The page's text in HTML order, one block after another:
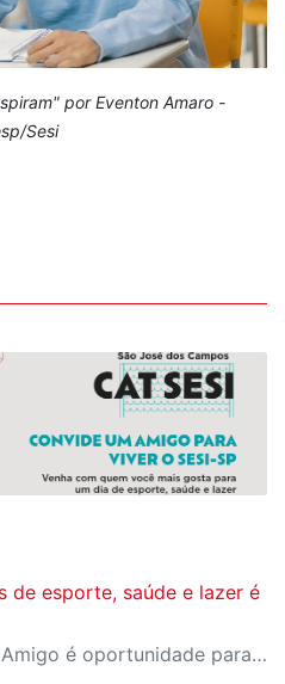
por Eventon Amaro -
Sesi
de esporte, saúde e lazer é
A campanha Convide um Amigo é oportunidade para reunir amigos para aproveitar juntos toda estrutura da unidade SESI-SP mais próxima. Os benefícios para clientes e convidados estão no regulamento.